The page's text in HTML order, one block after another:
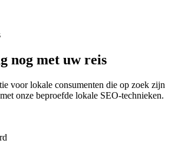
nog met uw reis
voor lokale consumenten die op zoek zijn
onze beproefde lokale SEO-technieken.